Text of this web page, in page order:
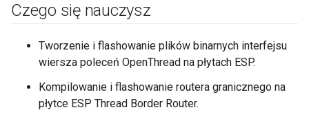
Czego się nauczysz
Tworzenie i flashowanie plików binarnych interfejsu
wiersza poleceń OpenThread na płytach ESP.
Kompilowanie i flashowanie routera granicznego na
płytce ESP Thread Border Router.